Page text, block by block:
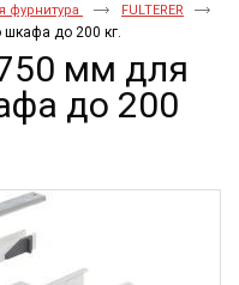
фурнитура FULTERER
до 200 кг.
мм для
до 200